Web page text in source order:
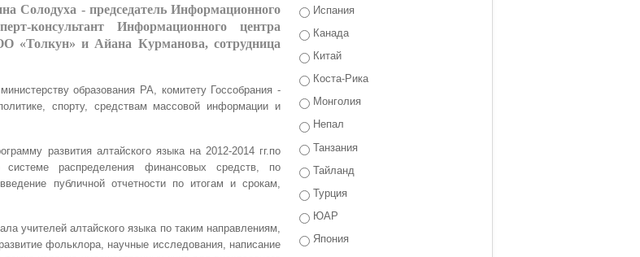
Солодуха - председатель Информационного
консультант Информационного центра
«Толкун» и Айана Курманова, сотрудница
образования РА, комитету Госсобрания -
спорту, средствам массовой информации и
развития алтайского языка на 2012-2014 гг.по
распределения финансовых средств, по
публичной отчетности по итогам и срокам,
учителей алтайского языка по таким направлениям,
фольклора, научные исследования, написание
Испания
Канада
Китай
Коста-Рика
Монголия
Непал
Танзания
Тайланд
Турция
ЮАР
Япония